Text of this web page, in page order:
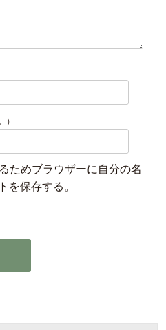
）
ためブラウザーに自分の名
を保存する。